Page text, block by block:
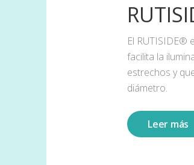
El RUTISIDE®
facilita la
estrechos y
diámetro.
Leer más